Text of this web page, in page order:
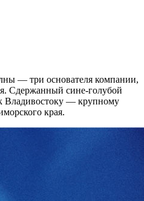
— три основателя компании,
Сдержанный сине-голубой
Владивостоку — крупному
края.